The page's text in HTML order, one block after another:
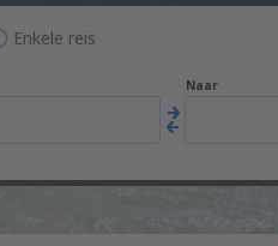
Enkele reis
Naar